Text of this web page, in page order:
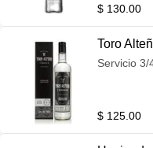
$ 130.00
Toro
Servicio
$ 125.00